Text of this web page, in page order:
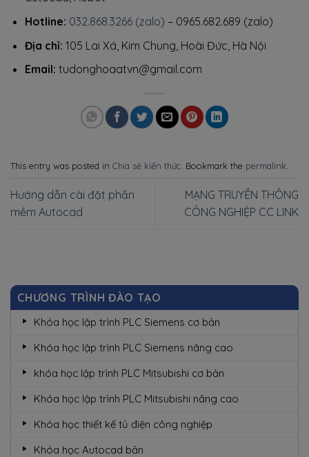
Hotline: 032.868.3266 (zalo) – 0965.682.689 (zalo)
Địa chỉ: 105 Lai Xá, Kim Chung, Hoài Đức, Hà Nội
Email: tudonghoaatvn@gmail.com
This entry was posted in Chia sẻ kiến thức . Bookmark the permalink
Hướng dẫn cài đặt phần
mềm Autocad
MẠNG TRUYỀN THÔNG
CÔNG NGHIỆP CC LINK
CHƯƠNG TRÌNH ĐÀO TẠO
Khóa học lập trình PLC Siemens cơ bản
Khóa học lập trình PLC Siemens nâng cao
khóa học lập trình PLC Mitsubishi cơ bản
Khóa học lập trình PLC Mitsubishi nâng cao
Khóa học thiết kế tủ điện công nghiệp
Khóa học Autocad bản